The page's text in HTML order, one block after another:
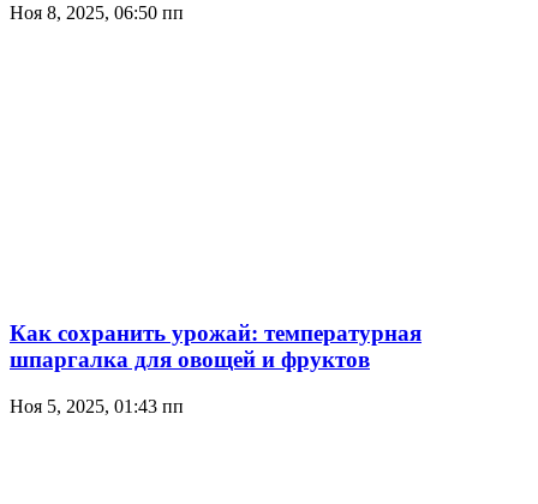
Ноя 8, 2025, 06:50 пп
Как сохранить урожай: температурная
шпаргалка для овощей и фруктов
Ноя 5, 2025, 01:43 пп